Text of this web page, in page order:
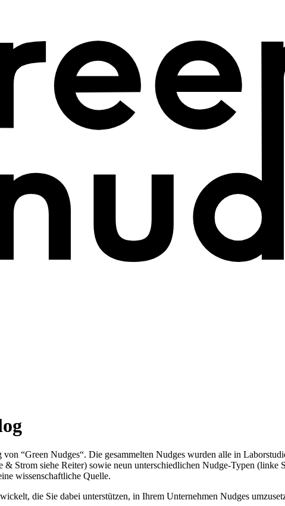
“Green Nudges“. Die gesammelten Nudges wurden alle in
Strom siehe Reiter) sowie neun unterschiedlichen Nudge-Typen
wissenschaftliche Quelle.
die Sie dabei unterstützen, in Ihrem Unternehmen Nudges